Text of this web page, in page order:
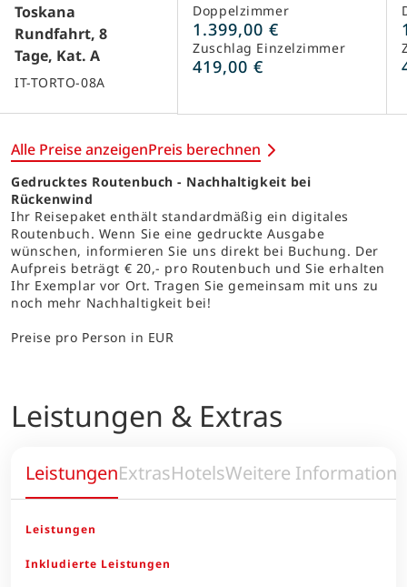
Toskana
Rundfahrt, 8
Tage, Kat. A
IT-TORTO-08A
Doppelzimmer
1.399,00 €
Zuschlag Einzelzimmer
419,00 €
Alle Preise anzeigenPreis berechnen
Gedrucktes Routenbuch - Nachhaltigkeit bei
Rückenwind
Ihr Reisepaket enthält standardmäßig ein digitales
Routenbuch. Wenn Sie eine gedruckte Ausgabe
wünschen, informieren Sie uns direkt bei Buchung. Der
Aufpreis beträgt € 20,- pro Routenbuch und Sie erhalten
Ihr Exemplar vor Ort. Tragen Sie gemeinsam mit uns zu
noch mehr Nachhaltigkeit bei!
Preise pro Person in EUR
Leistungen & Extras
LeistungenExtrasHotelsWeitere
Leistungen
Inkludierte Leistungen